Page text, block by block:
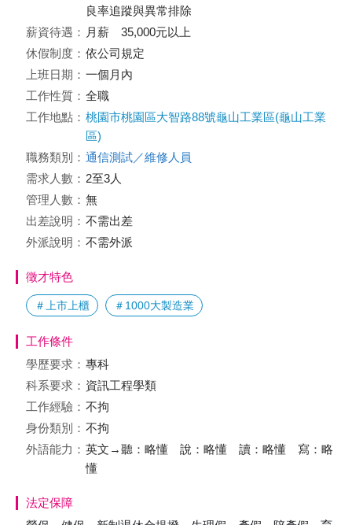
良率追蹤與異常排除
薪資待遇： 月薪 35,000元以上
休假制度： 依公司規定
上班日期： 一個月內
工作性質： 全職
工作地點： 桃園市桃園區大智路88號龜山工業區(龜山工業
區)
職務類別： 通信測試／維修人員
需求人數： 2至3人
管理人數： 無
出差說明： 不需出差
外派說明： 不需外派
徵才特色
＃上市上櫃 ＃1000大製造業
工作條件
學歷要求： 專科
科系要求： 資訊工程學類
工作經驗： 不拘
身份類別： 不拘
外語能力： 英文→聽：略懂 說：略懂 讀：略懂 寫：略
懂
法定保障